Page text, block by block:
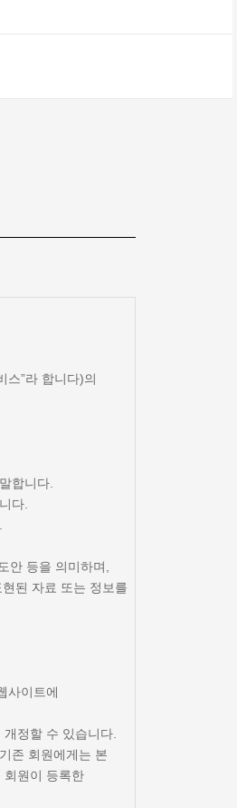
스”라 합니다)의
합니다.
다.
안 등을 의미하며,
된 자료 또는 정보를
사이트에
정할 수 있습니다.
존 회원에게는 본
회원이 등록한